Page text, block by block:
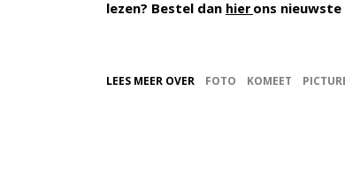
lezen? Bestel dan hier ons
LEES MEER OVER FOTO KOMEET